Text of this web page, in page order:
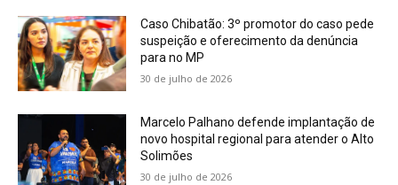
Caso Chibatão: 3º promotor do caso pede
suspeição e oferecimento da denúncia
para no MP
30 de julho de 2026
Marcelo Palhano defende implantação de
novo hospital regional para atender o Alto
Solimões
30 de julho de 2026